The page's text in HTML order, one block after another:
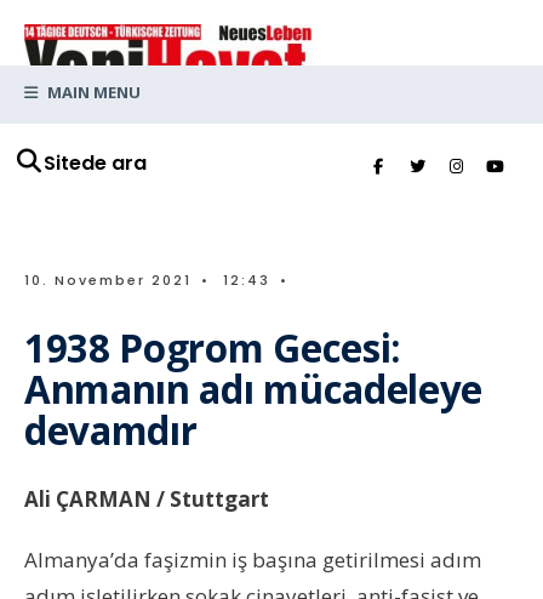
Sitede ara
MAIN MENU
10. November 2021 • 12:43 •
1938 Pogrom Gecesi:
Anmanın adı mücadeleye
devamdır
Ali ÇARMAN / Stuttgart
Almanya’da faşizmin iş başına getirilmesi adım